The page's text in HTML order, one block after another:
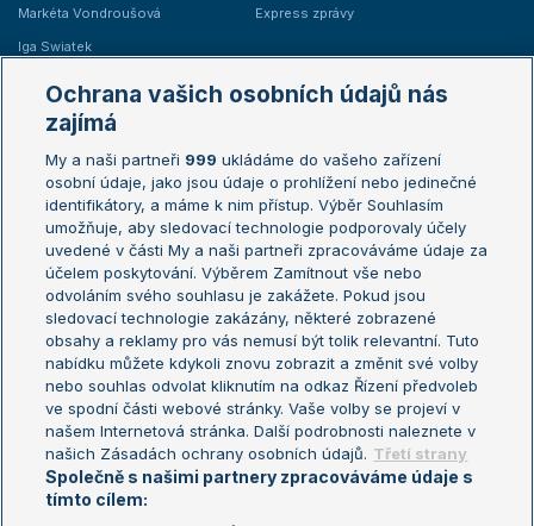
Markéta Vondroušová
Iga Swiatek
Express zprávy
Žebříčky
Žebříček ATP (muži)
Žebříček WTA (ženy)
Sázkařský žebříček
Australian Open
French Open
Wimbledon
US Open
Turnaj mistrů
Turnaj mistryň
Aktualní trendy
Fotbalové přestupy
Livesport Daily
LS Prague Open
Ochrana vašich osobních údajů nás
zajímá
My a naši partneři 999 ukládáme do vašeho zařízení
osobní údaje, jako jsou údaje o prohlížení nebo jedinečné
identifikátory, a máme k nim přístup. Výběr Souhlasím
umožňuje, aby sledovací technologie podporovaly účely
uvedené v části My a naši partneři zpracováváme údaje za
účelem poskytování. Výběrem Zamítnout vše nebo
odvoláním svého souhlasu je zakážete. Pokud jsou
sledovací technologie zakázány, některé zobrazené
obsahy a reklamy pro vás nemusí být tolik relevantní. Tuto
nabídku můžete kdykoli znovu zobrazit a změnit své volby
nebo souhlas odvolat kliknutím na odkaz Řízení předvoleb
ve spodní části webové stránky. Vaše volby se projeví v
našem Internetová stránka. Další podrobnosti naleznete v
našich Zásadách ochrany osobních údajů. Třetí strany
Společně s našimi partnery zpracováváme údaje s
tímto cílem: